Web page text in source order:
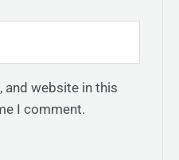
and website in this
I comment.